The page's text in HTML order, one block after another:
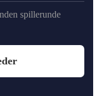
spillerunde